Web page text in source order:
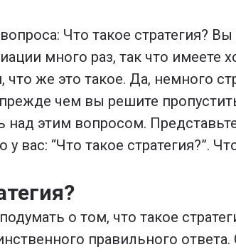
Что такое стратегия?
много раз, так что имеете
что же это такое. Да, немного
чем вы решите
над этим вопросом.
вас: “Что такое стратегия?”.
о том, что такое
правильного ответа.